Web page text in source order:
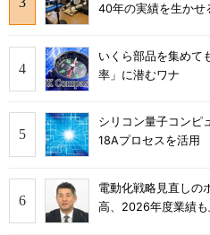
40年の実績を生かせ
いくら部品を集めて
率」に潜むワナ
シリコン量子コンピ
18Aプロセスを活用
電動化戦略見直しの
高、2026年度業績も